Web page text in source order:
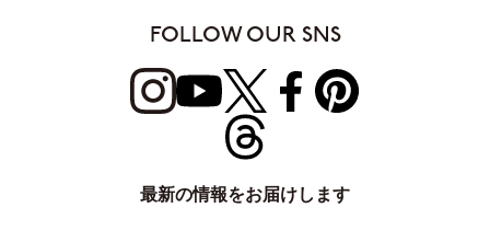
FOLLOW OUR SNS
最新の情報をお届けします